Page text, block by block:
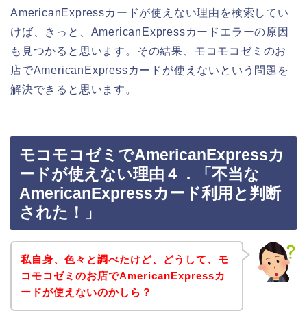
AmericanExpressカードが使えない理由を検索してい
けば、きっと、AmericanExpressカードエラーの原因
も見つかると思います。その結果、モコモコゼミのお
店でAmericanExpressカードが使えないという問題を
解決できると思います。
モコモコゼミでAmericanExpressカ
ードが使えない理由４．「不当な
AmericanExpressカード利用と判断
された！」
私自身、色々と調べたけど、どうして、モ
コモコゼミのお店でAmericanExpressカ
ードが使えないのかしら？